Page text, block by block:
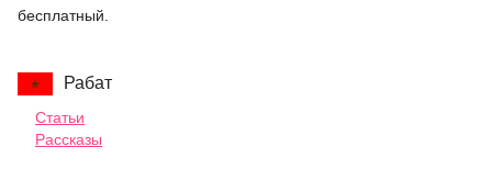
бесплатный.
Рабат
Статьи
Рассказы